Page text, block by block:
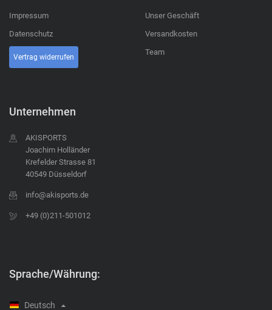
Impressum
Datenschutz
Vertrag widerrufen
Unser Geschäft
Versandkosten
Team
Unternehmen
AKISPORTS
Joachim Holländer
Krefelder Strasse 81
40549 Düsseldorf
info@akisports.de
+49 (0)211-501012
Sprache/Währung:
Deutsch